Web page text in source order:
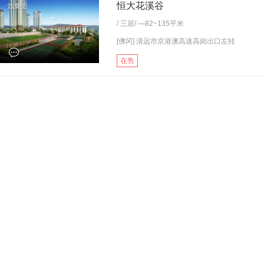
恒大花溪谷
/ 三居/ —82~135平米
[佛冈] 清远市京港澳高速高岗出口左转
在售